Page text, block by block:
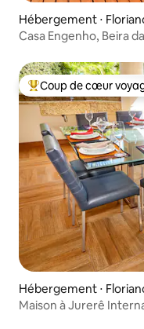
Hébergement ⋅
Casa Engenho, Beira
Coups de cœur
Coup de cœur
Hébergement ⋅
Maison à Jurerê